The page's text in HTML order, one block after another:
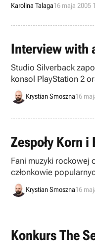
Karolina Talaga16 maja 2005
Interview with
Studio Silverback
konsol PlayStation 2
wymieniony tytuł
Krystian Smoszna16
Zespoły Korn
Fani muzyki rockowej
członkowie
Krystian Smoszna16
Konkurs The